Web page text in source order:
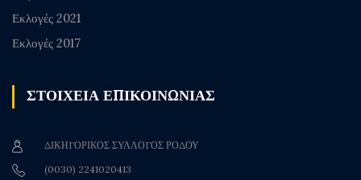
Εκλογές 2021
Εκλογές 2017
ΣΤΟΙΧΕΙΑ ΕΠΙΚΟΙΝΩΝΙΑΣ
ΔΙΚΗΓΟΡΙΚΟΣ ΣΥΛΛΟΓΟΣ ΡΟΔΟΥ
(0030) 2241020413